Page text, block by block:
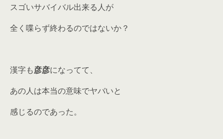
スゴいサバイバル出来る人が
全く喋らず終わるのではないか？
漢字も彦彦になってて、
あの人は本当の意味でヤバいと
感じるのであった。